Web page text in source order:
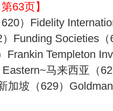
第63页】
620）Fidelity
）Funding Societies
Frankin Templeton
Eastern~马来西亚（
加坡（629）